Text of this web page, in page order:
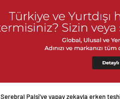
Serebral Palsi’ye yapay zekayla erken